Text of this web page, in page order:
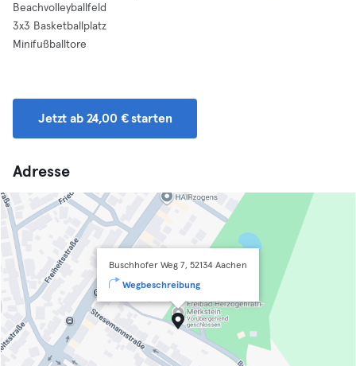
Beachvolleyballfeld
3x3 Basketballplatz
Minifußballtore
Jetzt ab 24,00 € starten
Adresse
Buschhofer Weg 7, 52134 Aachen
Wegbeschreibung